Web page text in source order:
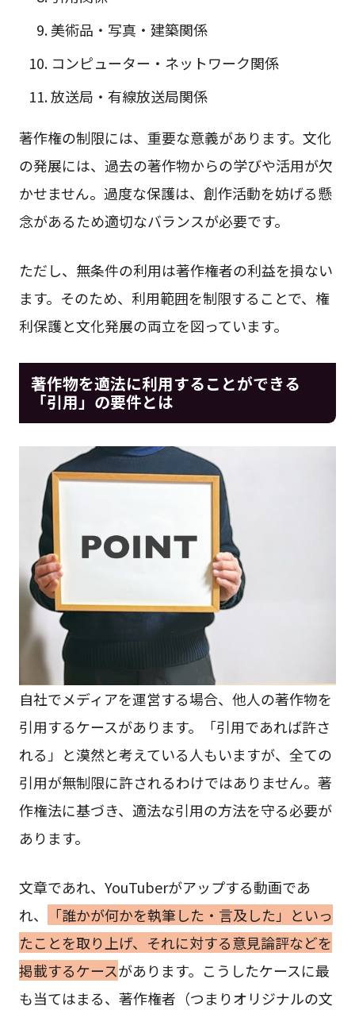
美術品・写真・建築関係
コンピューター・ネットワーク関係
放送局・有線放送局関係
著作権の制限には、重要な意義があります。文化
の発展には、過去の著作物からの学びや活用が欠
かせません。過度な保護は、創作活動を妨げる懸
念があるため適切なバランスが必要です。
ただし、無条件の利用は著作権者の利益を損ない
ます。そのため、利用範囲を制限することで、権
利保護と文化発展の両立を図っています。
著作物を適法に利用することができる
「引用」の要件とは
自社でメディアを運営する場合、他人の著作物を
引用するケースがあります。「引用であれば許さ
れる」と漠然と考えている人もいますが、全ての
引用が無制限に許されるわけではありません。著
作権法に基づき、適法な引用の方法を守る必要が
あります。
文章であれ、YouTuberがアップする動画であ
れ、
「誰かが何かを執筆した・言及した」といっ
たことを取り上げ、それに対する意見論評などを
掲載するケースがあります。こうしたケースに最
も当てはまる、著作権者（つまりオリジナルの文